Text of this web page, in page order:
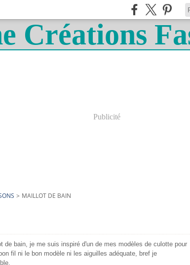
Publicité
> MAILLOT DE BAIN
de bain, je me suis inspiré d'un de mes modèles de culotte pour
fil ni le bon modèle ni les aiguilles adéquate, bref je